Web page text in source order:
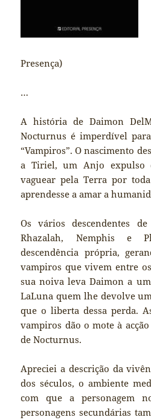
Presença)
…
A história de Daimon
Nocturnus é imperdível
“Vampiros”. O nascimento
a Tiriel, um Anjo expulso
vaguear pela Terra por
aprendesse a amar a
Os vários descendentes
Rhazalah, Nemphis e
descendência própria,
vampiros que vivem entre
sua noiva leva Daimon a
LaLuna quem lhe devolve
que o liberta dessa perda.
vampiros dão o mote à
de Nocturnus.
Apreciei a descrição da
dos séculos, o ambiente
com que a personagem
personagens secundárias